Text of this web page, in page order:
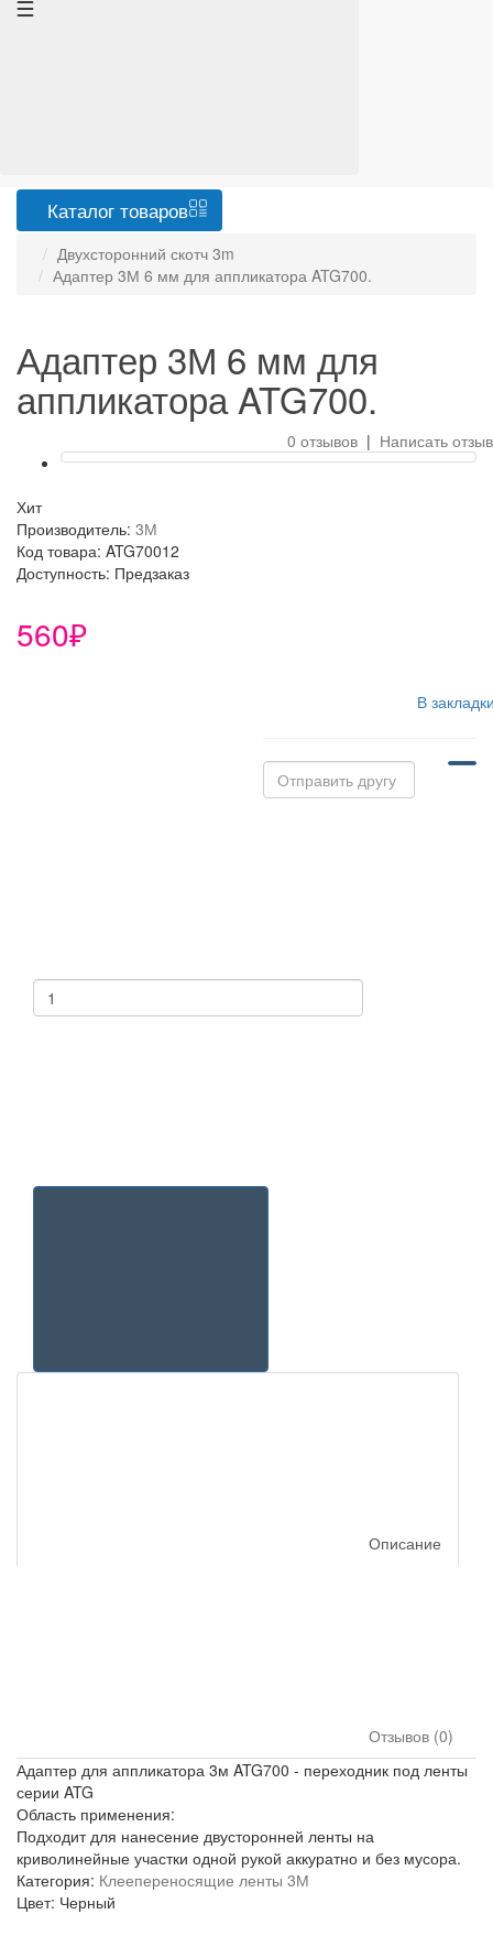
Каталог товаров
Двухсторонний скотч 3m
Адаптер 3М 6 мм для аппликатора ATG700.
Адаптер 3М 6 мм для
аппликатора ATG700.
0 отзывов | Написать отзыв
Хит
Производитель: 3М
Код товара: ATG70012
Доступность: Предзаказ
560₽
В
Описание
Отзывов (0)
Адаптер для аппликатора 3м ATG700 - переходник под ленты
серии ATG
Область применения:
Подходит для нанесение двусторонней ленты на
криволинейные участки одной рукой аккуратно и без мусора.
Категория: Клеепереносящие ленты 3М
Цвет: Черный